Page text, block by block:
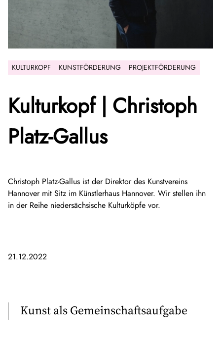
KULTURKOPF KUNSTFÖRDERUNG PROJEKTFÖRDERUNG
Kulturkopf | Christoph
Platz-Gallus
Christoph Platz-Gallus ist der Direktor des Kunstvereins
Hannover mit Sitz im Künstlerhaus Hannover. Wir stellen ihn
in der Reihe niedersächsische Kulturköpfe vor.
21.12.2022
Kunst als Gemeinschaftsaufgabe